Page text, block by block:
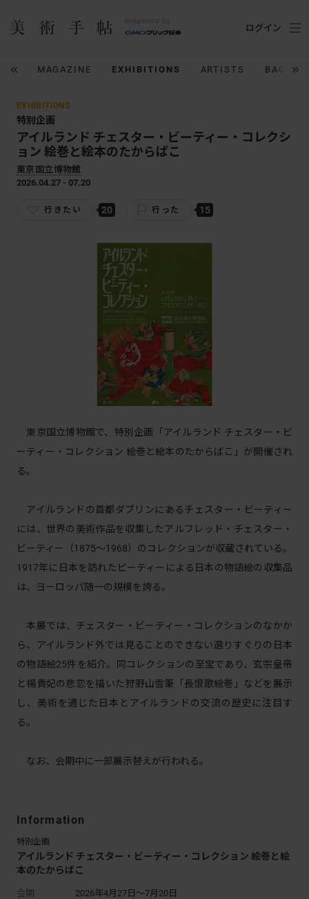
MAGAZINE EXHIBITIONS ARTISTS BACK
ログイン
EXHIBITIONS
特別企画
アイルランド チェスター・ビーティー・コレクシ
ョン 絵巻と絵本のたからばこ
東京国立博物館
2026.04.27 - 07.20
行きたい 20 行った 15
東京国立博物館で、特別企画「アイルランド チェスター・ビ
ーティー・コレクション 絵巻と絵本のたからばこ」が開催され
る。
アイルランドの首都ダブリンにあるチェスター・ビーティー
には、世界の美術作品を収集したアルフレッド・チェスター・
ビーティー（1875〜1968）のコレクションが収蔵されている。
1917年に日本を訪れたビーティーによる日本の物語絵の収集品
は、ヨーロッパ随一の規模を誇る。
本展では、チェスター・ビーティー・コレクションのなかか
ら、アイルランド外では見ることのできない選りすぐりの日本
の物語絵25件を紹介。同コレクションの至宝であり、玄宗皇帝
と楊貴妃の悲恋を描いた狩野山雪筆「長恨歌絵巻」などを展示
し、美術を通じた日本とアイルランドの交流の歴史に注目す
る。
なお、会期中に一部展示替えが行われる。
Information
特別企画
アイルランド チェスター・ビーティー・コレクション 絵巻と絵
本のたからばこ
会期
2026年4月27日～7月20日